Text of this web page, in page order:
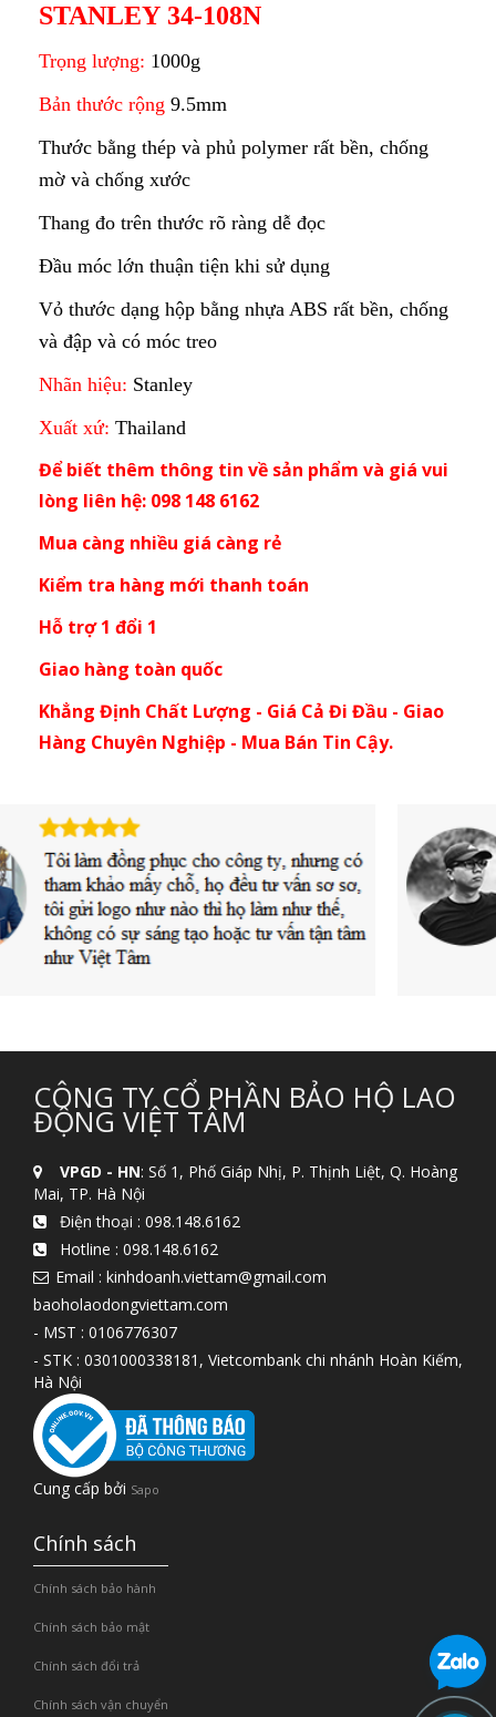
STANLEY 34-108N
Trọng lượng: 1000g
Bản thước rộng 9.5mm
Thước bằng thép và phủ polymer rất bền, chống
mờ và chống xước
Thang đo trên thước rõ ràng dễ đọc
Đầu móc lớn thuận tiện khi sử dụng
Vỏ thước dạng hộp bằng nhựa ABS rất bền, chống
và đập và có móc treo
Nhãn hiệu: Stanley
Xuất xứ: Thailand
Để biết thêm thông tin về sản phẩm và giá vui
lòng liên hệ: 098 148 6162
Mua càng nhiều giá càng rẻ
Kiểm tra hàng mới thanh toán
Hỗ trợ 1 đổi 1
Giao hàng toàn quốc
Khẳng Định Chất Lượng - Giá Cả Đi Đầu - Giao
Hàng Chuyên Nghiệp - Mua Bán Tin Cậy.
CÔNG TY CỔ PHẦN BẢO HỘ LAO
ĐỘNG VIỆT TÂM
VPGD - HN: Số 1, Phố Giáp Nhị, P. Thịnh Liệt, Q. Hoàng
Mai, TP. Hà Nội
Điện thoại : 098.148.6162
Hotline : 098.148.6162
Email : kinhdoanh.viettam@gmail.com
baoholaodongviettam.com
- MST : 0106776307
- STK : 0301000338181, Vietcombank chi nhánh Hoàn Kiếm,
Hà Nội
Cung cấp bởi Sapo
Chính sách
Chính sách bảo hành
Chính sách bảo mật
Chính sách đổi trả
Chính sách vận chuyển